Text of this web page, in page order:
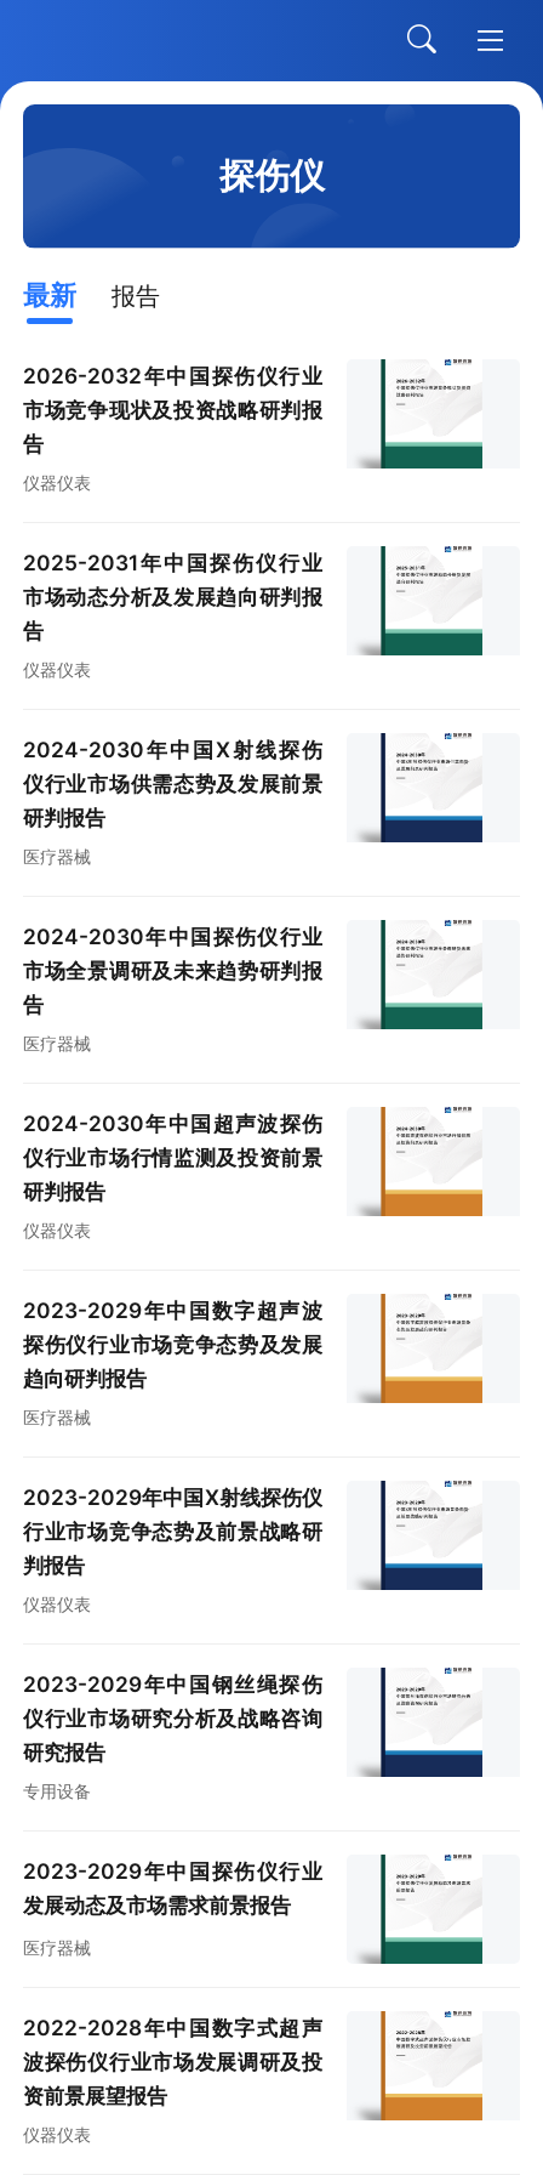
探伤仪
最新 报告
2026-2032年中国探伤仪行业
市场竞争现状及投资战略研判报
告
仪器仪表
2025-2031年中国探伤仪行业
市场动态分析及发展趋向研判报
告
仪器仪表
2024-2030年中国X射线探伤
仪行业市场供需态势及发展前景
研判报告
医疗器械
2024-2030年中国探伤仪行业
市场全景调研及未来趋势研判报
告
医疗器械
2024-2030年中国超声波探伤
仪行业市场行情监测及投资前景
研判报告
仪器仪表
2023-2029年中国数字超声波
探伤仪行业市场竞争态势及发展
趋向研判报告
医疗器械
2023-2029年中国X射线探伤仪
行业市场竞争态势及前景战略研
判报告
仪器仪表
2023-2029年中国钢丝绳探伤
仪行业市场研究分析及战略咨询
研究报告
专用设备
2023-2029年中国探伤仪行业
发展动态及市场需求前景报告
医疗器械
2022-2028年中国数字式超声
波探伤仪行业市场发展调研及投
资前景展望报告
仪器仪表